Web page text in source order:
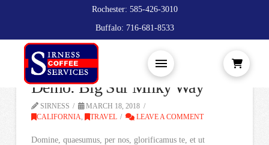
Rochester: 585-426-3010
Buffalo: 716-681-8533
Demo: Big Sur Milky Way
SIRNESS
MARCH 18, 2018
CALIFORNIA, TRAVEL LEAVE A COMMENT
Domine, quaesumus, per nos, glorificamus te, et ut